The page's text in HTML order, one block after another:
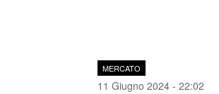
MERCATO
11 Giugno 2024 - 22:02